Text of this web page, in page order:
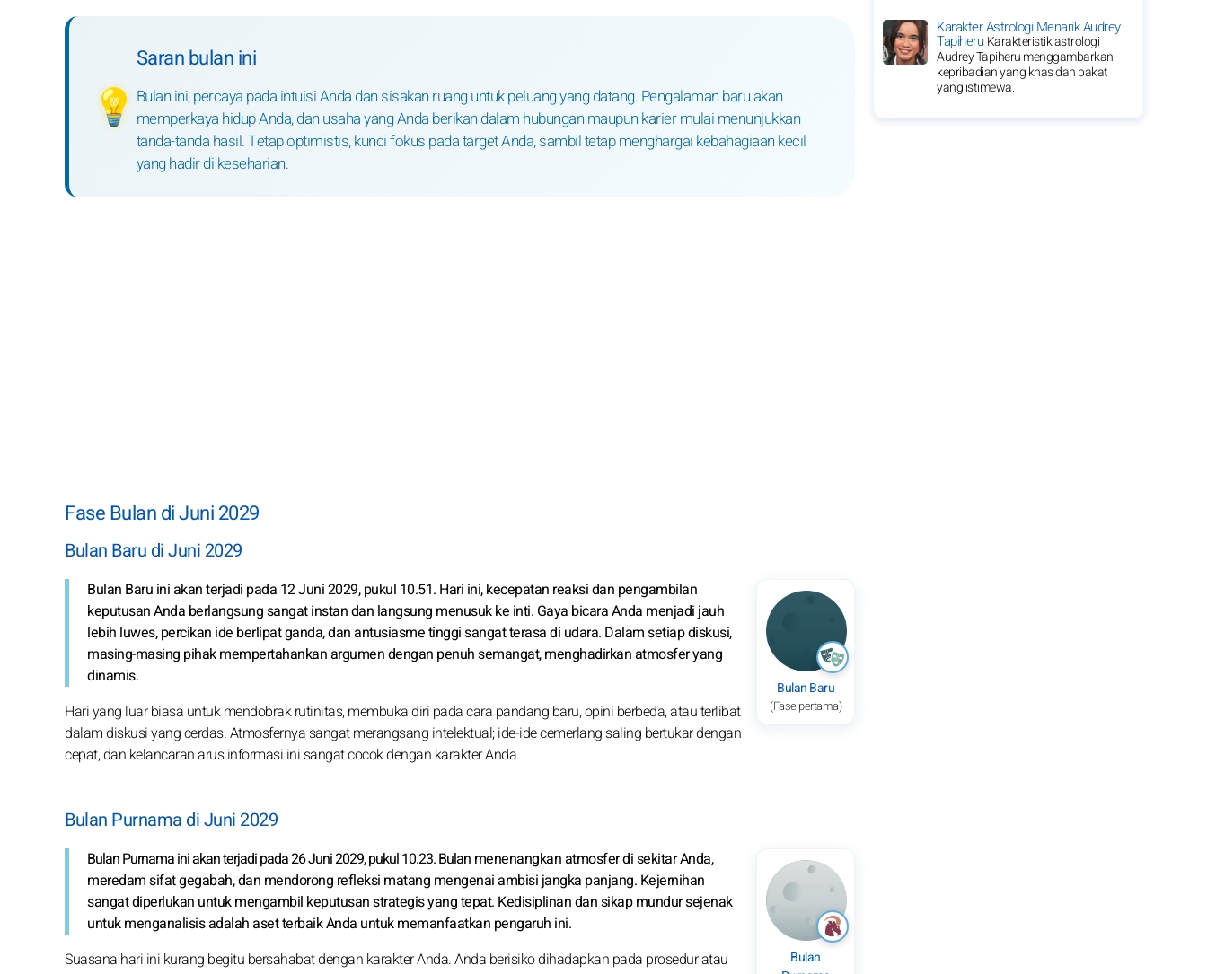
💡
Saran bulan ini
Bulan ini, percaya pada intuisi Anda dan sisakan ruang untuk peluang yang datang. Pengalaman baru akan
memperkaya hidup Anda, dan usaha yang Anda berikan dalam hubungan maupun karier mulai menunjukkan
tanda-tanda hasil. Tetap optimistis, kunci fokus pada target Anda, sambil tetap menghargai kebahagiaan kecil
yang hadir di keseharian.
Fase Bulan di Juni 2029
Bulan Baru di Juni 2029
Bulan Baru
(Fase pertama)
Bulan Baru ini akan terjadi pada 12 Juni 2029, pukul 10.51. Hari ini, kecepatan reaksi dan pengambilan
keputusan Anda berlangsung sangat instan dan langsung menusuk ke inti. Gaya bicara Anda menjadi jauh
lebih luwes, percikan ide berlipat ganda, dan antusiasme tinggi sangat terasa di udara. Dalam setiap diskusi,
masing-masing pihak mempertahankan argumen dengan penuh semangat, menghadirkan atmosfer yang
dinamis.
Hari yang luar biasa untuk mendobrak rutinitas, membuka diri pada cara pandang baru, opini berbeda, atau terlibat
dalam diskusi yang cerdas. Atmosfernya sangat merangsang intelektual; ide-ide cemerlang saling bertukar dengan
cepat, dan kelancaran arus informasi ini sangat cocok dengan karakter Anda.
Bulan Purnama di Juni 2029
Bulan
Bulan Purnama ini akan terjadi pada 26 Juni 2029, pukul 10.23. Bulan menenangkan atmosfer di sekitar Anda,
meredam sifat gegabah, dan mendorong refleksi matang mengenai ambisi jangka panjang. Kejernihan
sangat diperlukan untuk mengambil keputusan strategis yang tepat. Kedisiplinan dan sikap mundur sejenak
untuk menganalisis adalah aset terbaik Anda untuk memanfaatkan pengaruh ini.
Suasana hari ini kurang begitu bersahabat dengan karakter Anda. Anda berisiko dihadapkan pada prosedur atau
Karakter Astrologi Menarik Audrey
TapiheruKarakteristik astrologi
Audrey Tapiheru menggambarkan
kepribadian yang khas dan bakat
yang istimewa.